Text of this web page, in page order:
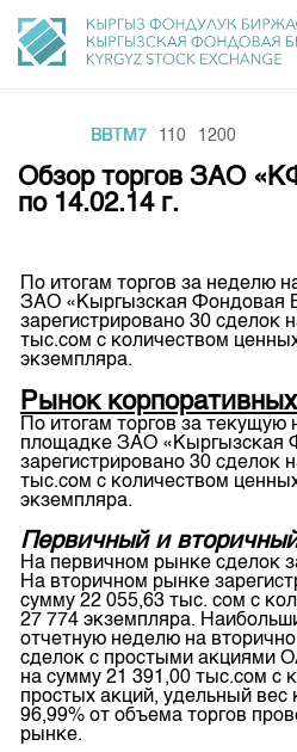
Финансовый рынок KG
Общая информация
Акционеры
Внутренний аудитор
Комитеты
Участники торгов
Наши партнеры
Cтратегия развития
Корпоративные
Контакты
Направления
Товарно-сырьевой сектор
Листинг
Центр раскрытия
Тарифы
Аналитика
Финансовый рынок KG
Пресс-клуб
25 лет ЗАО КФБ
Нормативная база
Биржевая деятельность
Депозитарная
Центр раскрытия
Статистика торгов
Итоги последних торгов
Архив торгов
Индекс и Капитализация
Котировки по ЦБ
Котировки по драг.
Расписание аукционов
Результаты аукционов
Объем ГЦБ в обращении
Учебный центр
План работы на год
BBTM7 110 1200
Обзор торгов ЗАО
по 14.02.14 г.
По итогам торгов за неделю
ЗАО «Кыргызская Фондовая
зарегистрировано 30 сделок
тыс.сом с количеством
экземпляра.
Рынок
По итогам торгов за
площадке ЗАО «Кыргызская
зарегистрировано 30 сделок
тыс.сом с количеством
экземпляра.
Первичный и
На первичном рынке сделок
На вторичном рынке
сумму 22 055,63 тыс. сом с
27 774 экземпляра.
отчетную неделю на
сделок с простыми акциями
на сумму 21 391,00 тыс.сом с
простых акций, удельный вес
96,99% от объема торгов
рынке.